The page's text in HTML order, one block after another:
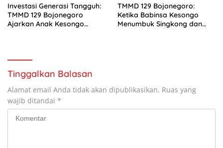
Investasi Generasi Tangguh:
TMMD 129 Bojonegoro
Ajarkan Anak Kesongo
TMMD 129 Bojonegoro:
Ketika Babinsa Kesongo
Menumbuk Singkong dan
Tinggalkan Balasan
Alamat email Anda tidak akan dipublikasikan. Ruas yang
wajib ditandai *